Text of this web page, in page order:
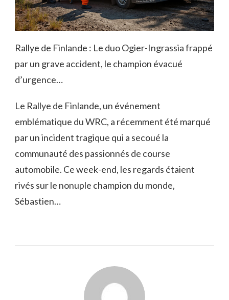
Rallye de Finlande : Le duo Ogier-Ingrassia frappé
par un grave accident, le champion évacué
d’urgence…
Le Rallye de Finlande, un événement
emblématique du WRC, a récemment été marqué
par un incident tragique qui a secoué la
communauté des passionnés de course
automobile. Ce week-end, les regards étaient
rivés sur le nonuple champion du monde,
Sébastien…